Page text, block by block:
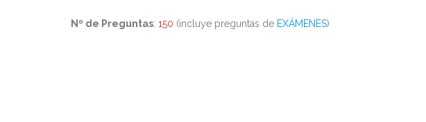
Nº de Preguntas: 150 (incluye preguntas de EXÁMENES)